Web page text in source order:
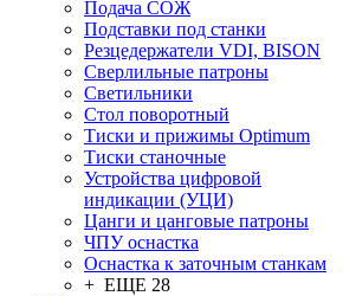
Подача СОЖ
Подставки под станки
Резцедержатели VDI, BISON
Сверлильные патроны
Светильники
Стол поворотный
Тиски и прижимы Optimum
Тиски станочные
Устройства цифровой
индикации (УЦИ)
Цанги и цанговые патроны
ЧПУ оснастка
Оснастка к заточным станкам
+ ЕЩЕ 28